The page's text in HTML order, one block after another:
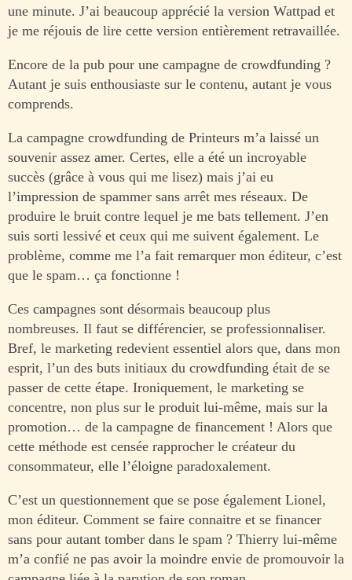
une minute. J’ai beaucoup apprécié la version Wattpad et
je me réjouis de lire cette version entièrement retravaillée.
Encore de la pub pour une campagne de crowdfunding ?
Autant je suis enthousiaste sur le contenu, autant je vous
comprends.
La campagne crowdfunding de Printeurs m’a laissé un
souvenir assez amer. Certes, elle a été un incroyable
succès (grâce à vous qui me lisez) mais j’ai eu
l’impression de spammer sans arrêt mes réseaux. De
produire le bruit contre lequel je me bats tellement. J’en
suis sorti lessivé et ceux qui me suivent également. Le
problème, comme me l’a fait remarquer mon éditeur, c’est
que le spam… ça fonctionne !
Ces campagnes sont désormais beaucoup plus
nombreuses. Il faut se différencier, se professionnaliser.
Bref, le marketing redevient essentiel alors que, dans mon
esprit, l’un des buts initiaux du crowdfunding était de se
passer de cette étape. Ironiquement, le marketing se
concentre, non plus sur le produit lui-même, mais sur la
promotion… de la campagne de financement ! Alors que
cette méthode est censée rapprocher le créateur du
consommateur, elle l’éloigne paradoxalement.
C’est un questionnement que se pose également Lionel,
mon éditeur. Comment se faire connaitre et se financer
sans pour autant tomber dans le spam ? Thierry lui-même
m’a confié ne pas avoir la moindre envie de promouvoir la